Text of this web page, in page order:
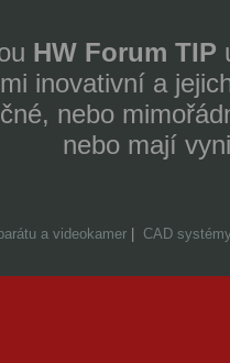
HW Forum TIP
inovativní a
nebo
nebo mají
a videokamer CAD